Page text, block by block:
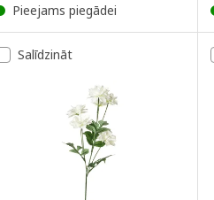
Pieejams piegādei
Salīdzināt